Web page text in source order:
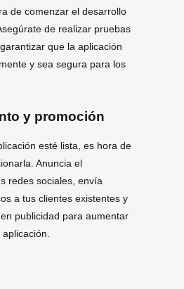
de comenzar el desarrollo
de realizar pruebas
que la aplicación
y sea segura para los
y promoción
esté lista, es hora de
Anuncia el
redes sociales, envía
a tus clientes existentes y
publicidad para aumentar